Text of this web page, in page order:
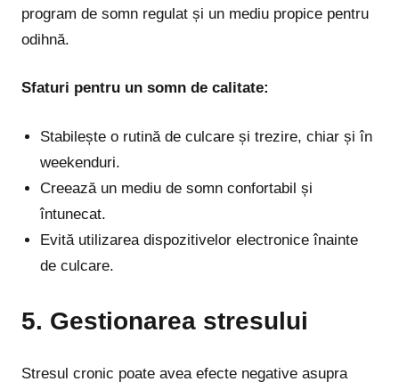
program de somn regulat și un mediu propice pentru
odihnă.
Sfaturi pentru un somn de calitate:
Stabilește o rutină de culcare și trezire, chiar și în
weekenduri.
Creează un mediu de somn confortabil și
întunecat.
Evită utilizarea dispozitivelor electronice înainte
de culcare.
5. Gestionarea stresului
Stresul cronic poate avea efecte negative asupra